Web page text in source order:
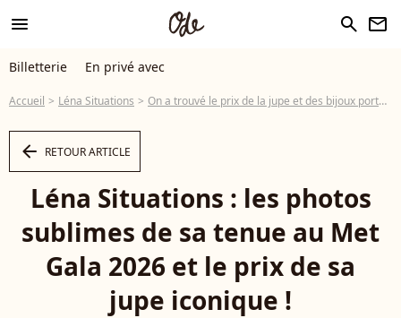
menu search newsletter
Billetterie En privé avec
Accueil Léna Situations On a trouvé le prix de la jupe et des bijoux portés par Léna Situations au Met Gala 2026 ! Des pièces extrêmement demandées
arrow_left RETOUR ARTICLE
Léna Situations : les photos
sublimes de sa tenue au Met
Gala 2026 et le prix de sa
jupe iconique !